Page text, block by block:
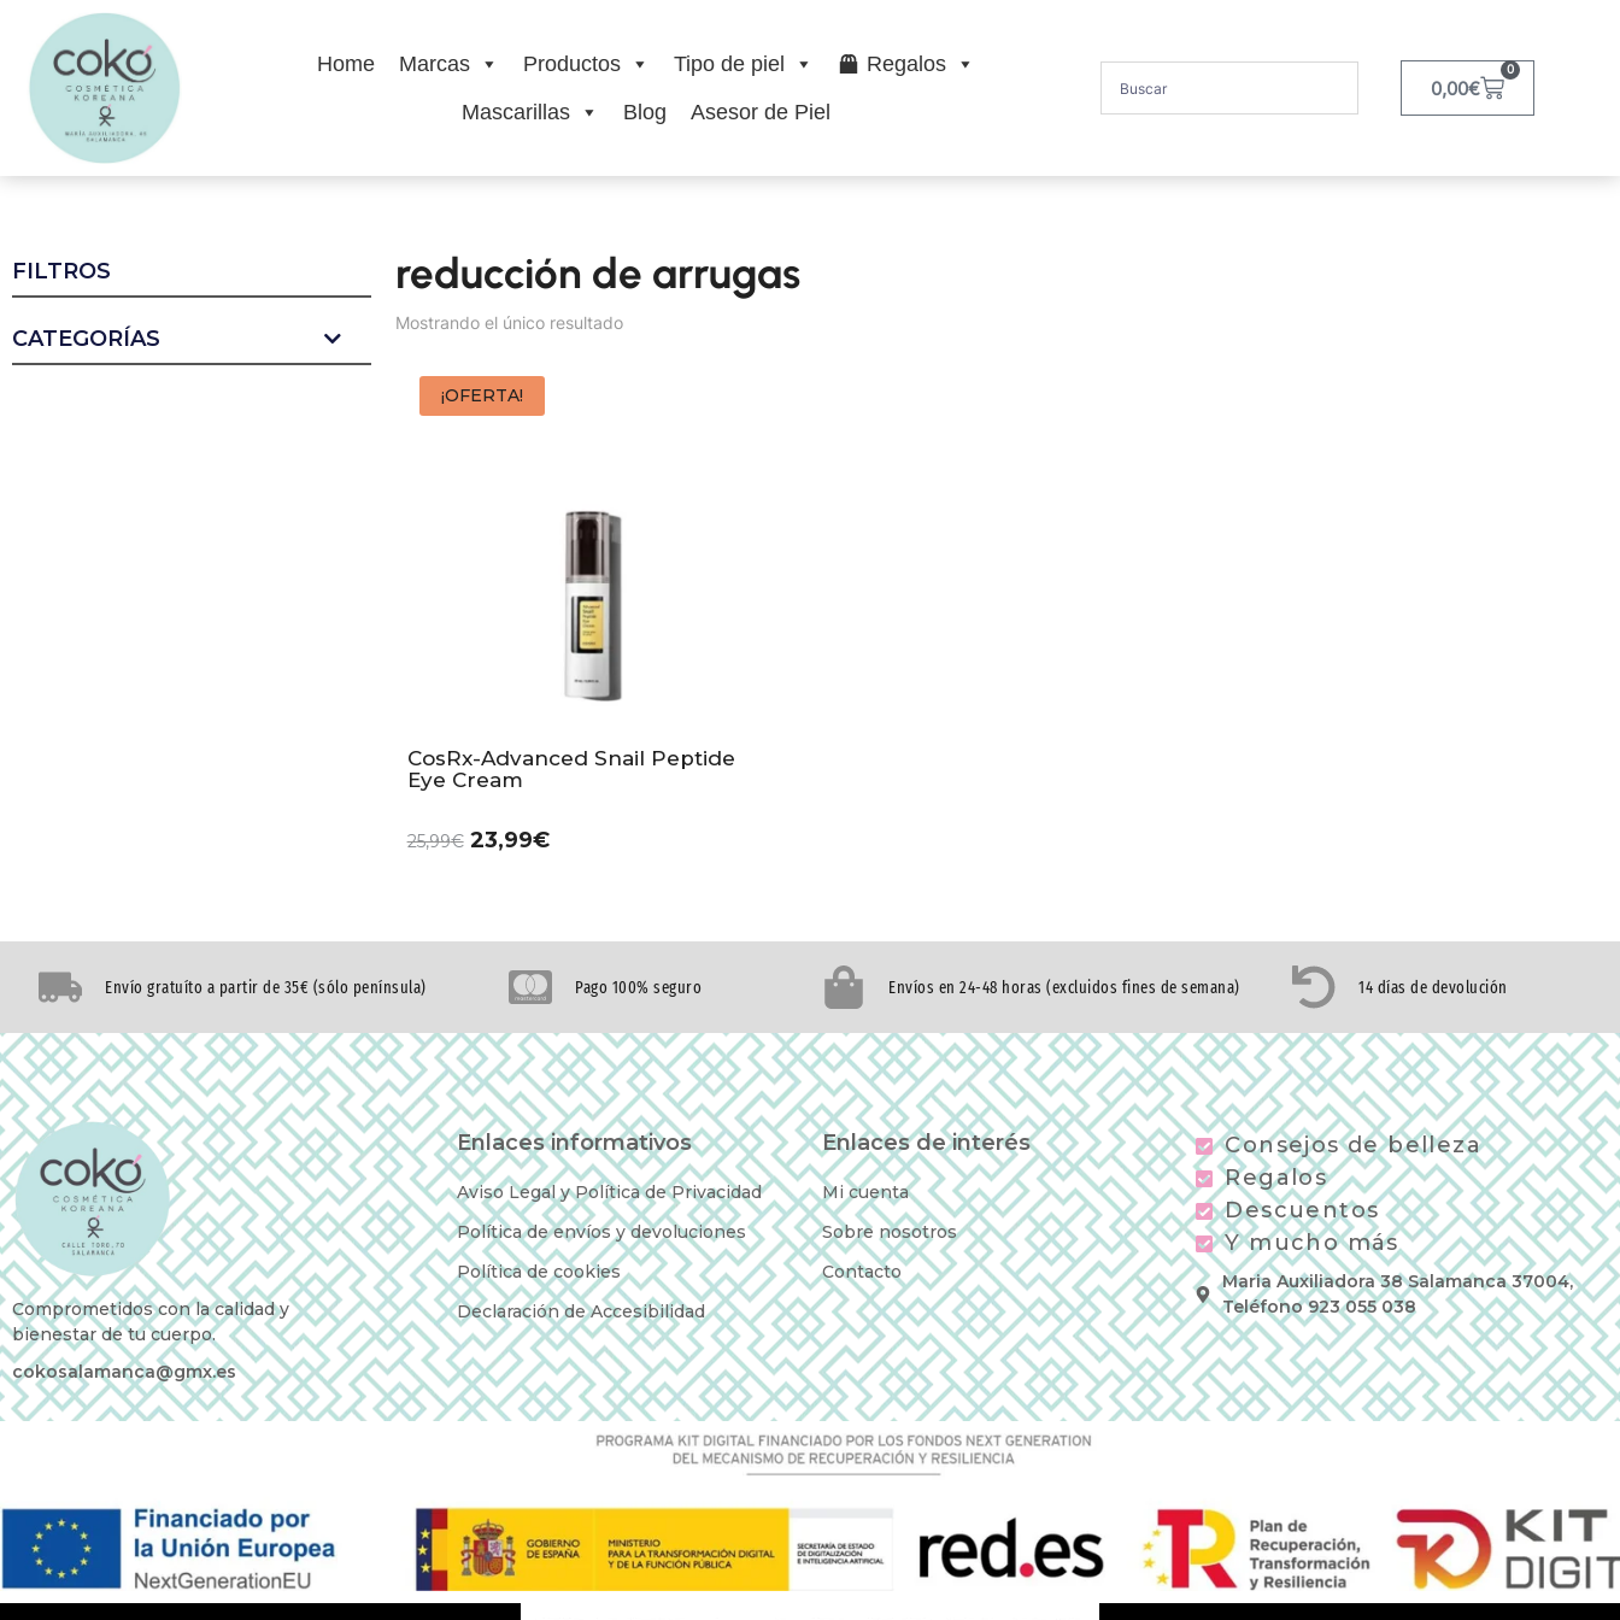
Home Marcas Productos Tipo de piel
Regalos
Mascarillas
Blog Asesor de Piel
0,00€
0
FILTROS
CATEGORÍAS
reducción de arrugas
Mostrando el único resultado
¡OFERTA!
CosRx-Advanced Snail Peptide
Eye Cream
25,99€ 23,99€
Envío gratuíto a partir de 35€ (sólo península) Pago 100% seguro Envíos en 24-48 horas (excluidos fines de semana) 14 días de devolución
Comprometidos con la calidad y
bienestar de tu cuerpo.
cokosalamanca@gmx.es
Enlaces informativos
Aviso Legal y Política de Privacidad
Política de envíos y devoluciones
Política de cookies
Declaración de Accesibilidad
Enlaces de interés
Mi cuenta
Sobre nosotros
Contacto
Consejos de belleza
Regalos
Descuentos
Y mucho más
Maria Auxiliadora 38 Salamanca 37004,
Teléfono 923 055 038